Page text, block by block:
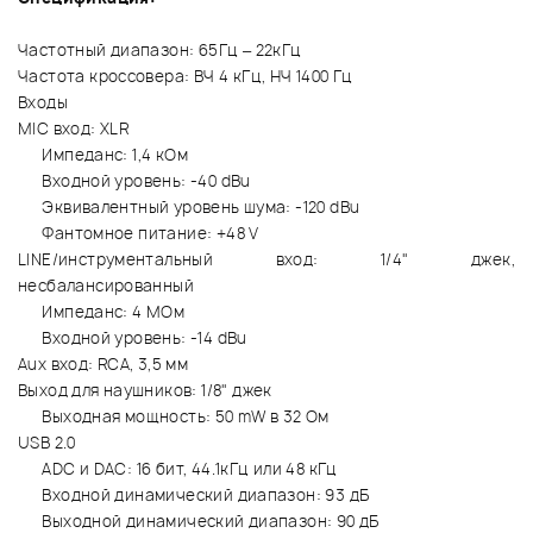
Частотный диапазон: 65Гц – 22кГц
Частота кроссовера: ВЧ 4 кГц, НЧ 1400 Гц
Входы
MIC вход: XLR
Импеданс: 1,4 кОм
Входной уровень: -40 dBu
Эквивалентный уровень шума: -120 dBu
Фантомное питание: +48 V
LINE/инструментальный вход: 1/4" джек,
несбалансированный
Импеданс: 4 МОм
Входной уровень: -14 dBu
Aux вход: RCA, 3,5 мм
Выход для наушников: 1/8" джек
Выходная мощность: 50 mW в 32 Ом
USB 2.0
ADC и DAC: 16 бит, 44.1кГц или 48 кГц
Входной динамический диапазон: 93 дБ
Выходной динамический диапазон: 90 дБ